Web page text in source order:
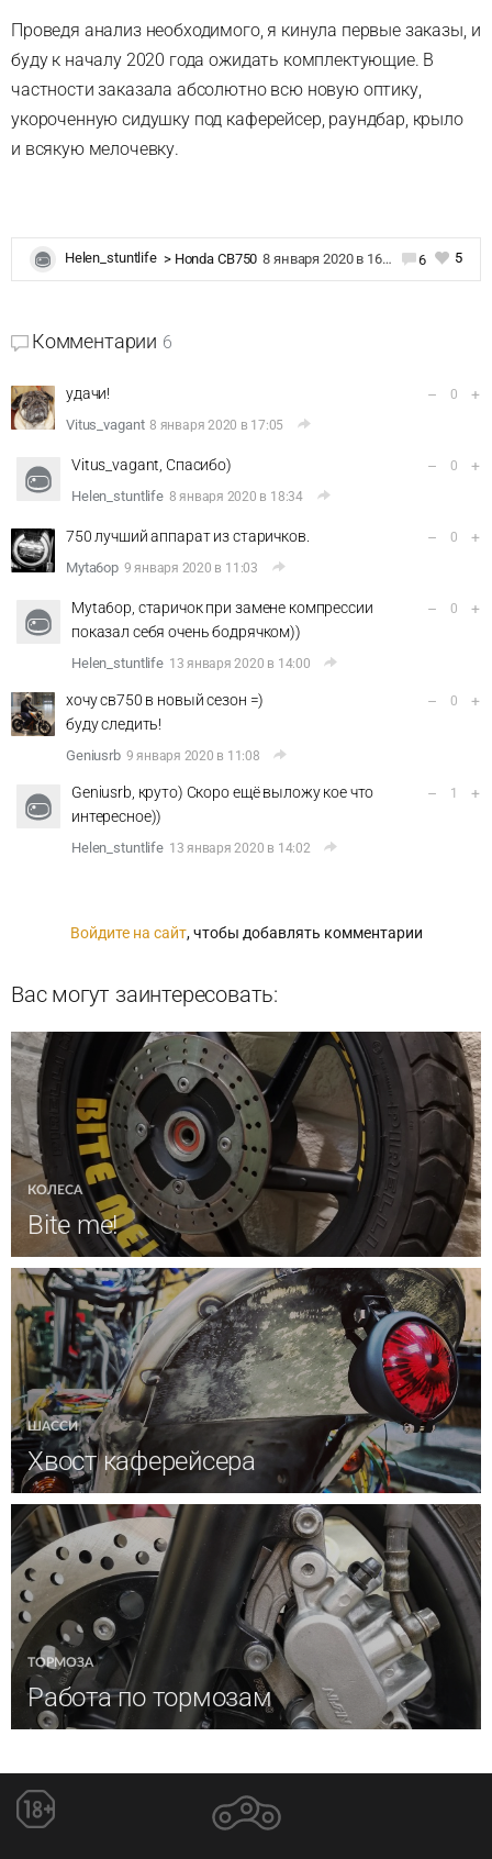
Проведя анализ необходимого, я кинула первые заказы, и
буду к началу 2020 года ожидать комплектующие. В
частности заказала абсолютно всю новую оптику,
укороченную сидушку под каферейсер, раундбар, крыло
и всякую мелочевку.
Helen_stuntlife > Honda CB750 8 января 2020 в 16:25 6 5
Комментарии 6
удачи!
Vitus_vagant 8 января 2020 в 17:05
– 0 +
Vitus_vagant, Спасибо)
Helen_stuntlife 8 января 2020 в 18:34
– 0 +
750 лучший аппарат из старичков.
Myta6op 9 января 2020 в 11:03
– 0 +
Myta6op, старичок при замене компрессии
показал себя очень бодрячком))
Helen_stuntlife 13 января 2020 в 14:00
– 0 +
хочу св750 в новый сезон =)
буду следить!
Geniusrb 9 января 2020 в 11:08
– 0 +
Geniusrb, круто) Скоро ещё выложу кое что
интересное))
Helen_stuntlife 13 января 2020 в 14:02
– 1 +
Войдите на сайт, чтобы добавлять комментарии
Вас могут заинтересовать:
КОЛЕСА
Bite me!
ШАССИ
Хвост каферейсера
ТОРМОЗА
Работа по тормозам